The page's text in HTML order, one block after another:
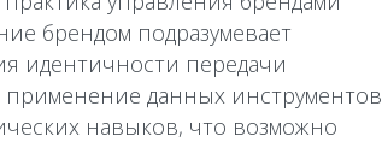
брендом подразумевает
идентичности передачи
данных инструментов
навыков, что возможно